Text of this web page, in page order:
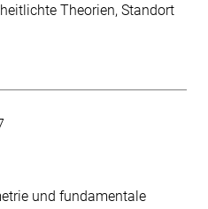
Theorien Standort
und fundamentale